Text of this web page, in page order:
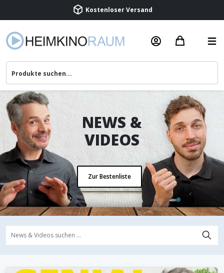
NEWS &
VIDEOS
Zur Bestenliste